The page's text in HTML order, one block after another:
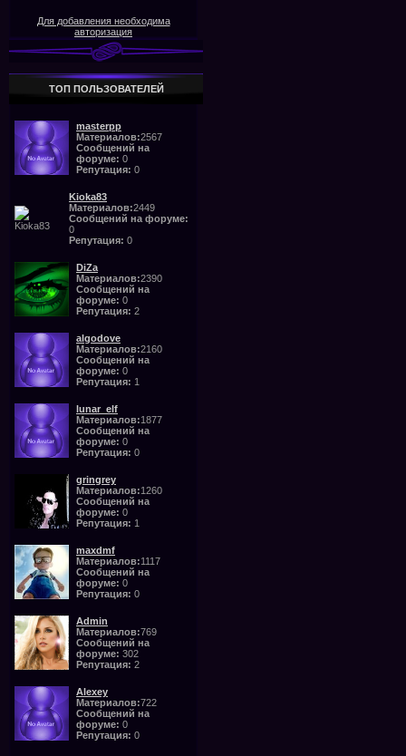
Для добавления необходима
авторизация
ТОП ПОЛЬЗОВАТЕЛЕЙ
masterpp
Материалов:2567
Сообщений на
форуме: 0
Репутация: 0
Kioka83
Материалов:2449
Сообщений на форуме:
0
Репутация: 0
DiZa
Материалов:2390
Сообщений на
форуме: 0
Репутация: 2
algodove
Материалов:2160
Сообщений на
форуме: 0
Репутация: 1
lunar_elf
Материалов:1877
Сообщений на
форуме: 0
Репутация: 0
gringrey
Материалов:1260
Сообщений на
форуме: 0
Репутация: 1
maxdmf
Материалов:1117
Сообщений на
форуме: 0
Репутация: 0
Admin
Материалов:769
Сообщений на
форуме: 302
Репутация: 2
Alexey
Материалов:722
Сообщений на
форуме: 0
Репутация: 0